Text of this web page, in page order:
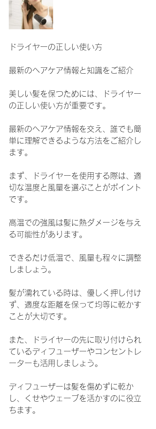
ドライヤーの正しい使い方
最新のヘアケア情報と知識をご紹介
美しい髪を保つためには、ドライヤー
の正しい使い方が重要です。
最新のヘアケア情報を交え、誰でも簡
単に理解できるような方法をご紹介し
ます。
まず、ドライヤーを使用する際は、適
切な温度と風量を選ぶことがポイント
です。
高温での強風は髪に熱ダメージを与え
る可能性があります。
できるだけ低温で、風量も程々に調整
しましょう。
髪が濡れている時は、優しく押し付け
ず、適度な距離を保って均等に乾かす
ことが大切です。
また、ドライヤーの先に取り付けられ
ているディフューザーやコンセントレ
ーターも活用しましょう。
ディフューザーは髪を傷めずに乾か
し、くせやウェーブを活かすのに役立
ちます。